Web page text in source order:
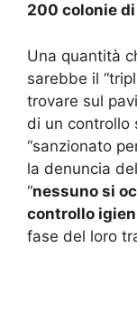
200 colonie
Una quantità
sarebbe il
trovare sul
di un controllo
“sanzionato
la denuncia
“nessuno si
controllo
fase del loro